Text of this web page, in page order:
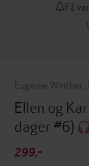
Få
Eugenie Winther
Ellen og
dager #6)
299,-